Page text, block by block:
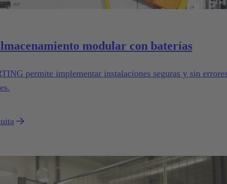
modular con baterías
permite implementar instalaciones seguras y sin